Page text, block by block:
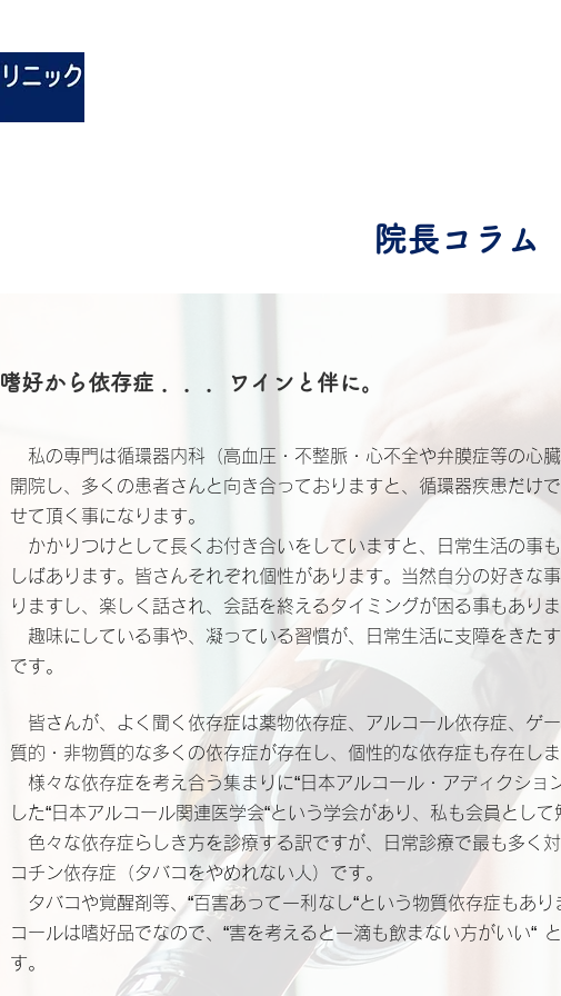
院長コラム
嗜好から依存症 ．．．ワインと伴に。
私の専門は循環器内科（高血圧・不整脈・心不全や弁膜症等の心
開院し、多くの患者さんと向き合っておりますと、循環器疾患だけ
せて頂く事になります。
かかりつけとして長くお付き合いをしていますと、日常生活の事
しばあります。皆さんそれぞれ個性があります。当然自分の好きな
りますし、楽しく話され、会話を終えるタイミングが困る事もありま
趣味にしている事や、凝っている習慣が、日常生活に支障をきた
です。
皆さんが、よく聞く依存症は薬物依存症、アルコール依存症、ゲ
質的・非物質的な多くの依存症が存在し、個性的な依存症も存在しま
様々な依存症を考え合う集まりに“日本アルコール・アディクショ
した“日本アルコール関連医学会“という学会があり、私も会員として
色々な依存症らしき方を診療する訳ですが、日常診療で最も多く
コチン依存症（タバコをやめれない人）です。
タバコや覚醒剤等、“百害あって一利なし“という物質依存症もあ
コールは嗜好品でなので、“害を考えると一滴も飲まない方がいい“
す。